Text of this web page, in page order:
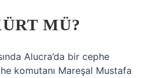
MÜ?
Alucra’da bir cephe
komutanı Mareşal Mustafa